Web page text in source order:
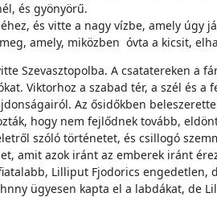
és gyönyörű.
és vitte a nagy vízbe, amely
amely, miközben óvta a kicsit,
Szevasztopolba. A csatatereken a
Viktorhoz a szabad tér, a szél és
Az ősidőkben
hogy nem fejlődnek tovább,
szóló történetet, és csillogó
amit azok iránt az emberek iránt
Lilliput Fjodorics
ügyesen kapta el a labdákat, de